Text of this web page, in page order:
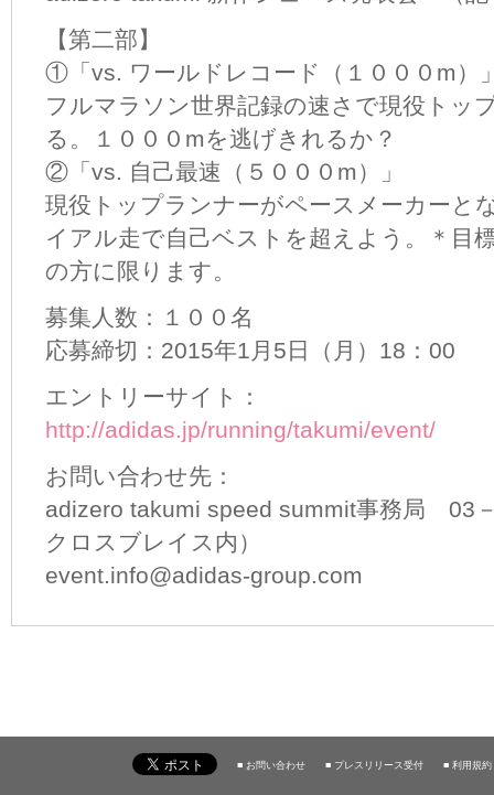
【第二部】
①「vs. ワールドレコード（１０００m）
フルマラソン世界記録の速さで現役トッ
る。１０００mを逃げきれるか？
②「vs. 自己最速（５０００m）」
現役トップランナーがペースメーカーと
イアル走で自己ベストを超えよう。＊目
の方に限ります。
募集人数：１００名
応募締切：2015年1月5日（月）18：00
エントリーサイト：
http://adidas.jp/running/takumi/event/
お問い合わせ先：
adizero takumi speed summit事務局 03
クロスブレイス内）
event.info@adidas-group.com
■ お問い合わせ ■ プレスリリース受付 ■ 利用規約